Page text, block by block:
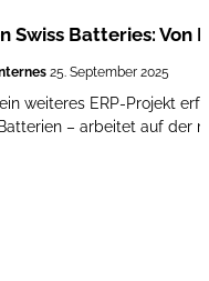
Batteries: Von
25. September 2025
weiteres ERP-Projekt
– arbeitet auf der